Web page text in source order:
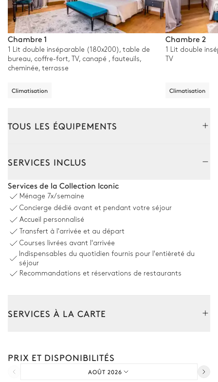
Chambre 1
1 Lit double inséparable (180x200), table de
bureau, coffre-fort, TV, canapé , fauteuils,
cheminée, terrasse
Climatisation
Chambre 2
1 Lit double
TV
Climatisation
TOUS LES ÉQUIPEMENTS
Vue sur la nature
Piscine
Chauffable · Au chlore
Dimensions : L = 14m, l = 7m,
profondeur = 1,4m / 1,8m
Cuisine extérieure
SERVICES INCLUS
Services de la Collection Iconic
Ménage 7x/semaine
Concierge dédié avant et pendant votre séjour
Accueil personnalisé
Transfert à l'arrivée et au départ
Courses livrées avant l'arrivée
Indispensables du quotidien fournis pour l'entièreté du
séjour
Recommandations et réservations de restaurants
SERVICES À LA CARTE
Location de voiture
PRIX ET DISPONIBILITÉS
AOÛT 2026